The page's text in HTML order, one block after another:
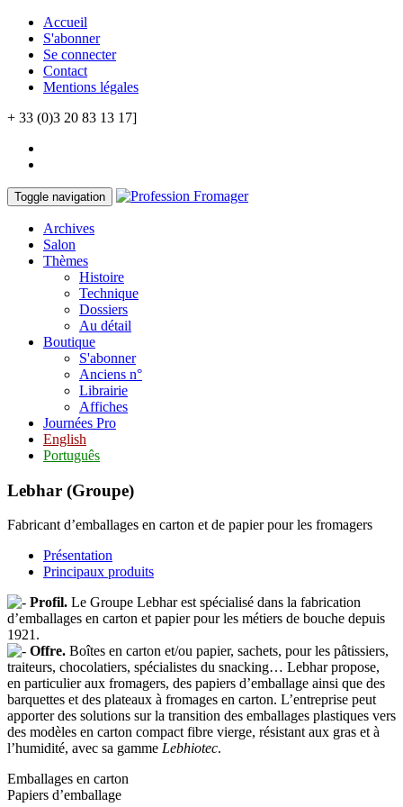
Accueil
S'abonner
Se connecter
Contact
Mentions légales
+ 33 (0)3 20 83 13 17]
Toggle navigation
Archives
Salon
Thèmes
Histoire
Technique
Dossiers
Au détail
Boutique
S'abonner
Anciens n°
Librairie
Affiches
Journées Pro
English
Português
Lebhar (Groupe)
Fabricant d’emballages en carton et de papier pour les fromagers
Présentation
Principaux produits
Profil. Le Groupe Lebhar est spécialisé dans la fabrication
d’emballages en carton et papier pour les métiers de bouche depuis
1921.
Offre. Boîtes en carton et/ou papier, sachets, pour les pâtissiers,
traiteurs, chocolatiers, spécialistes du snacking… Lebhar propose,
en particulier aux fromagers, des papiers d’emballage ainsi que des
barquettes et des plateaux à fromages en carton. L’entreprise peut
apporter des solutions sur la transition des emballages plastiques vers
des modèles en carton compact fibre vierge, résistant aux gras et à
l’humidité, avec sa gamme Lebhiotec.
Emballages en carton
Papiers d’emballage